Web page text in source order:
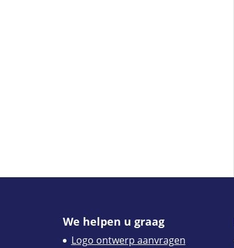
We helpen u graag
Logo ontwerp aanvragen